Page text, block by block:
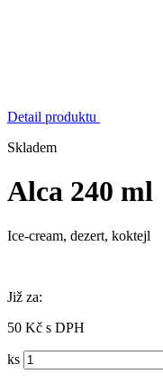
Detail produktu
Skladem
Alca 240 ml
Ice-cream, dezert, koktejl
Již za:
50 Kč s DPH
ks